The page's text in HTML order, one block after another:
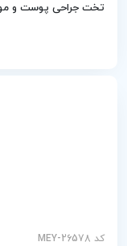
تخت جراحی پوست و مو
کد MEY-26578